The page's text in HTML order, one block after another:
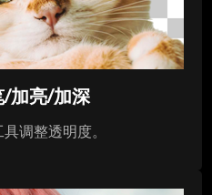
/加亮/加深
调整透明度。